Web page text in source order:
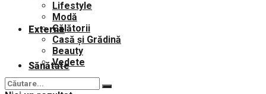
Externe
Sănătate
Lifestyle
Modă
Călătorii
Casă și Grădină
Beauty
Vedete